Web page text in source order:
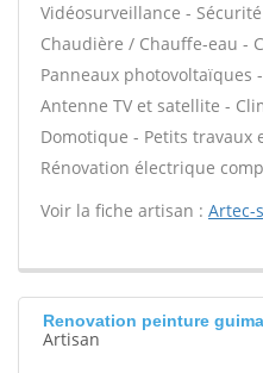
Vidéosurveillance -
Chaudière / Chauffe-eau -
Panneaux photovoltaïques
Antenne TV et satellite -
Domotique - Petits travaux
Rénovation électrique
Voir la fiche artisan : Artec-
Renovation peinture
Artisan